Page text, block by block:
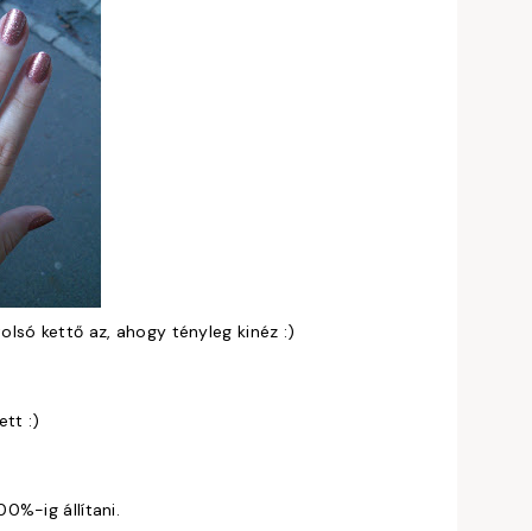
kettő az, ahogy tényleg kinéz :)
:)
ig állítani.